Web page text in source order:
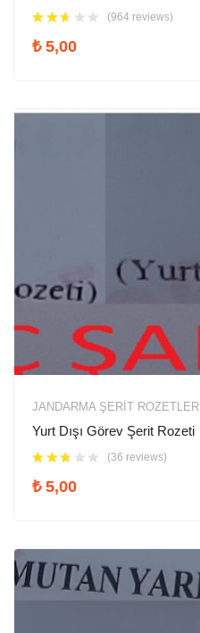
(964 reviews)
₺5,00
JANDARMA ŞERIT ROZETLERI
Yurt Dışı Görev Şerit Rozeti
(36 reviews)
₺5,00